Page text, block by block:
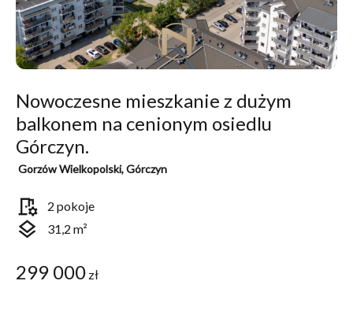
Nowoczesne mieszkanie z dużym
balkonem na cenionym osiedlu
Górczyn.
Gorzów Wielkopolski, Górczyn
room_preferences 2 pokoje
layers 31,2 m²
299 000 zł